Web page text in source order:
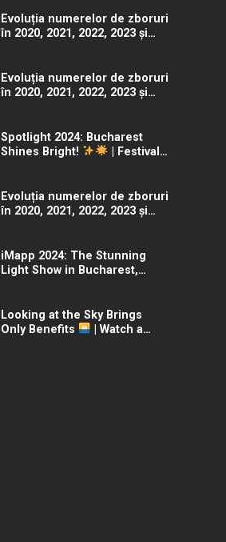
Evoluția numerelor de zboruri
în 2020, 2021, 2022, 2023 și
Evoluția numerelor de zboruri
în 2020, 2021, 2022, 2023 și
Spotlight 2024: Bucharest
Shines Bright!
| Festival
Evoluția numerelor de zboruri
în 2020, 2021, 2022, 2023 și
iMapp 2024: The Stunning
Light Show in Bucharest,
Looking at the Sky Brings
Only Benefits
| Watch a